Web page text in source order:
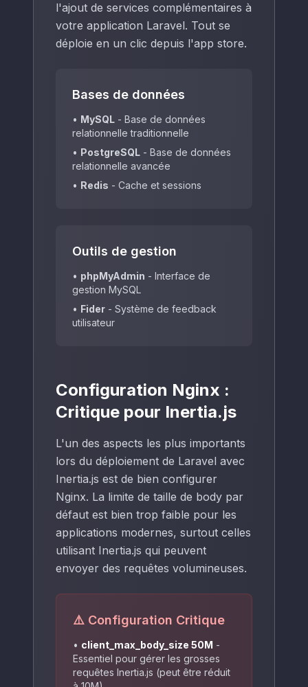
l'ajout de services complémentaires à
votre application Laravel. Tout se
déploie en un clic depuis l'app store.
Bases de données
• MySQL - Base de données
relationnelle traditionnelle
• PostgreSQL - Base de données
relationnelle avancée
• Redis - Cache et sessions
Outils de gestion
• phpMyAdmin - Interface de
gestion MySQL
• Fider - Système de feedback
utilisateur
Configuration Nginx :
Critique pour Inertia.js
L'un des aspects les plus importants
lors du déploiement de Laravel avec
Inertia.js est de bien configurer
Nginx. La limite de taille de body par
défaut est bien trop faible pour les
applications modernes, surtout celles
utilisant Inertia.js qui peuvent
envoyer des requêtes volumineuses.
⚠️ Configuration Critique
• client_max_body_size 50M -
Essentiel pour gérer les grosses
requêtes Inertia.js (peut être réduit